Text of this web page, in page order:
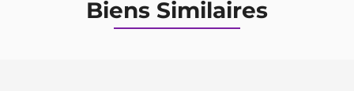
Biens Similaires